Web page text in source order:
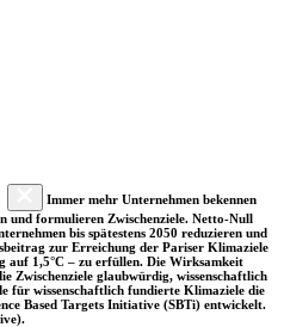
Immer mehr Unternehmen bekennen
und formulieren Zwischenziele. Netto-Null
bis spätestens 2050 reduzieren und
zur Erreichung der Pariser Klimaziele
auf 1,5°C – zu erfüllen. Die Wirksamkeit
Zwischenziele glaubwürdig, wissenschaftlich
für wissenschaftlich fundierte Klimaziele die
Based Targets Initiative (SBTi) entwickelt.